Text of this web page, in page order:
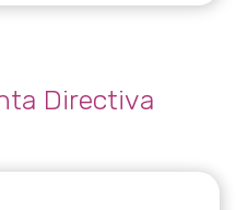
Directiva